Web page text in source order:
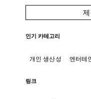
인기 카테고리
개인 생산성 엔터테
링크